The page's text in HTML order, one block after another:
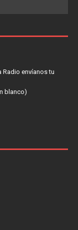
Radio envíanos tu
blanco)